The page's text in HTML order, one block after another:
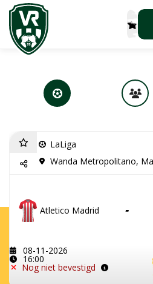
LaLiga
Wanda Metropolitano,
Atletico Madrid -
08-11-2026
16:00
Nog niet bevestigd